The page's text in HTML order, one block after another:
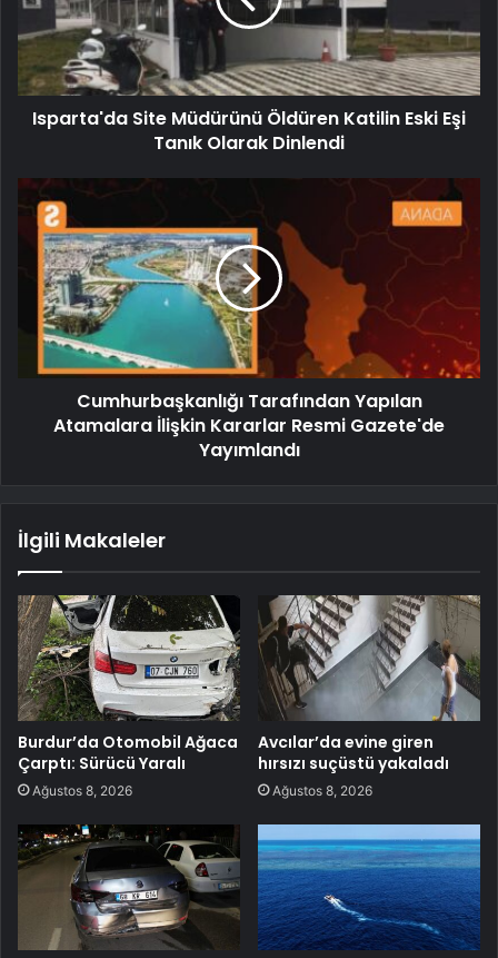
Isparta'da Site Müdürünü Öldüren Katilin Eski Eşi
Tanık Olarak Dinlendi
Cumhurbaşkanlığı Tarafından Yapılan
Atamalara İlişkin Kararlar Resmi Gazete'de
Yayımlandı
İlgili Makaleler
Burdur’da Otomobil Ağaca
Çarptı: Sürücü Yaralı
Ağustos 8, 2026
Avcılar’da evine giren
hırsızı suçüstü yakaladı
Ağustos 8, 2026